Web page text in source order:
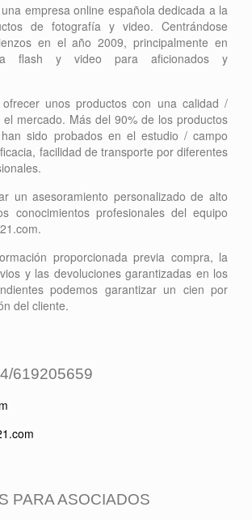
empresa online española dedicada a la
de fotografía y video. Centrándose
en el año 2009, principalmente en
flash y video para aficionados y
unos productos con una calidad /
mercado. Más del 90% de los productos
sido probados en el estudio / campo
facilidad de transporte por diferentes
un asesoramiento personalizado de alto
conocimientos profesionales del equipo
proporcionada previa compra, la
y las devoluciones garantizadas en los
podemos garantizar un cien por
del cliente.
619205659
PARA ASOCIADOS